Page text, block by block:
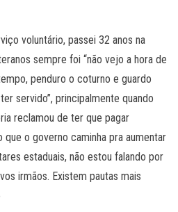
voluntário, passei 32 anos na
sempre foi “não vejo a hora de
penduro o coturno e guardo
servido”, principalmente quando
reclamou de ter que pagar
que o governo caminha pra aumentar
estaduais, não estou falando por
irmãos. Existem pautas mais